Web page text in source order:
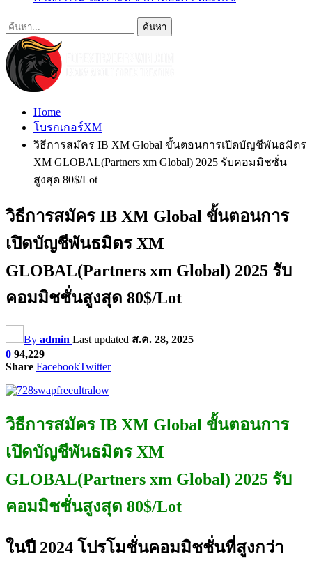
Home
โบรกเกอร์XM
วิธีการสมัคร IB XM Global ขั้นตอนการเปิดบัญชีพันธมิตร
XM GLOBAL(Partners xm Global) 2025 รับคอมมิชชั่น
สูงสุด 80$/Lot
วิธีการสมัคร IB XM Global ขั้นตอนการ
เปิดบัญชีพันธมิตร XM
GLOBAL(Partners xm Global) 2025 รับ
คอมมิชชั่นสูงสุด 80$/Lot
By admin Last updated ส.ค. 28, 2025
0 94,229
Share FacebookTwitter
วิธีการสมัคร IB XM Global ขั้นตอนการ
เปิดบัญชีพันธมิตร XM
GLOBAL(Partners xm Global) 2025 รับ
คอมมิชชั่นสูงสุด 80$/Lot
ในปี 2024 โปรโมชั่นคอมมิชชั่นที่สูงกว่า